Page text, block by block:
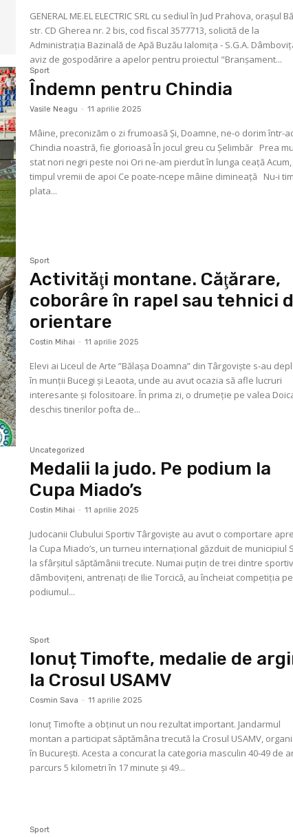
GENERAL ME.EL ELECTRIC SRL cu sediul în Jud Prahova, orașul
str. CD Gherea nr. 2 bis, cod fiscal 3577713, solicită de la
Administrația Bazinală de Apă Buzău Ialomița - S.G.A.
aviz de gospodărire a apelor pentru proiectul "Branșament...
Sport
Îndemn pentru Chindia
Vasile Neagu - 11 aprilie 2025
Mâine, preconizăm o zi frumoasă Și, Doamne, ne-o dorim într-adevăr
Chindia noastră, fie glorioasă În jocul greu cu Șelimbăr Prea mult au
stat nori negri peste noi Ori ne-am pierdut în lunga ceață Acum, e
timpul vremii de apoi Ce poate-ncepe mâine dimineață Nu-i timp de
plata...
Sport
Activităţi montane. Căţărare,
coborâre în rapel sau tehnici
orientare
Costin Mihai - 11 aprilie 2025
Elevi ai Liceul de Arte ”Bălaşa Doamna” din Târgovişte s-au
în munţii Bucegi şi Leaota, unde au avut ocazia să afle lucruri
interesante şi folositoare. În prima zi, o drumeţie pe valea
deschis tinerilor pofta de...
Uncategorized
Medalii la judo. Pe podium la
Cupa Miado’s
Costin Mihai - 11 aprilie 2025
Judocanii Clubului Sportiv Târgoviște au avut o comportare
la Cupa Miado’s, un turneu internațional găzduit de municipiul
la sfârșitul săptămânii trecute. Numai puțin de trei dintre
dâmbovițeni, antrenați de Ilie Torcică, au încheiat competiția pe
podiumul...
Sport
Ionuț Timofte, medalie de
la Crosul USAMV
Cosmin Sava - 11 aprilie 2025
Ionuț Timofte a obținut un nou rezultat important. Jandarmul
montan a participat săptămâna trecută la Crosul USAMV,
în București. Acesta a concurat la categoria masculin 40-49 de
parcurs 5 kilometri în 17 minute și 49...
Sport